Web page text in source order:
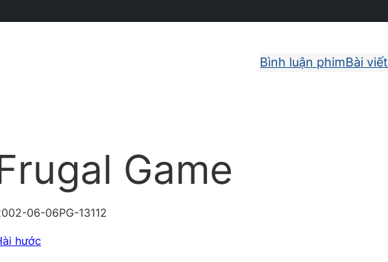
Bình luận phimBài viết
Game
06-06PG-13112
hước